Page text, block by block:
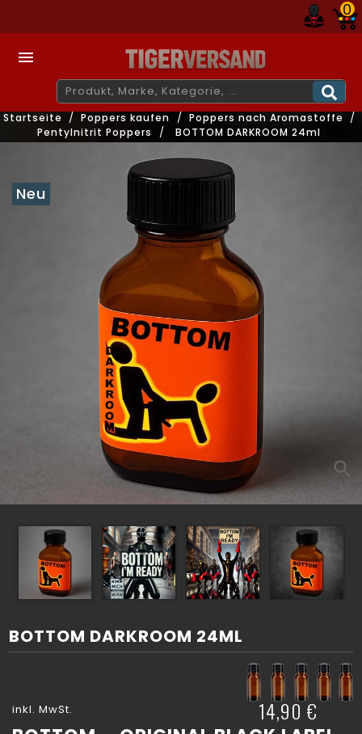
0

Startseite Poppers kaufen
Poppers nach Aromastoffe
Pentylnitrit Poppers
BOTTOM DARKROOM 24ml
Neu
search
BOTTOM DARKROOM 24ML
14,90 €
inkl. MwSt.